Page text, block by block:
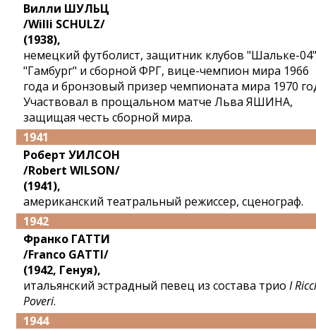
Вилли ШУЛЬЦ
/Willi SCHULZ/
(1938),
немецкий футболист, защитник клубов "Шальке-
"Гамбург" и сборной ФРГ, вице-чемпион мира 1966
года и бронзовый призер чемпионата мира 1970
Участвовал в прощальном матче Льва ЯШИНА,
защищая честь сборной мира.
1941
Роберт УИЛСОН
/Robert WILSON/
(1941),
американский театральный режиссер, сценограф.
1942
Франко ГАТТИ
/Franco GATTI/
(1942, Генуя),
итальянский эстрадный певец из состава трио I
Poveri.
1944